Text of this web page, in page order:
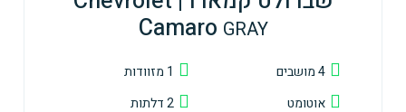
Camaro GRAY
4 מושבים
1 מזוודות
אוטומט
2 דלתות